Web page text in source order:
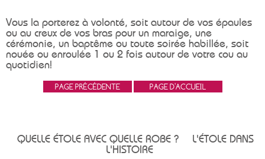
Vous la porterez à volonté, soit autour de vos épaules
ou au creux de vos bras pour un maraige, une
cérémonie, un baptême ou toute soirée habillée, soit
nouée ou enroulée 1 ou 2 fois autour de votre cou au
quotidien!
QUELLE ÉTOLE AVEC QUELLE ROBE ?
L'ÉTOLE DANS
L'HISTOIRE